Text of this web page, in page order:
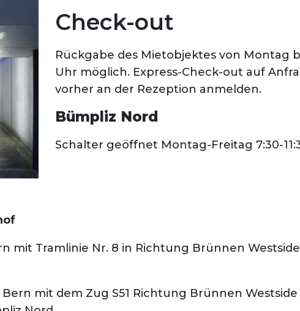
Check-out
Rückgabe des Mietobjektes von Montag
Uhr möglich. Express-Check-out auf
vorher an der Rezeption anmelden.
Bümpliz Nord
Schalter geöffnet Montag-Freitag 7:30-
mit Tramlinie Nr. 8 in Richtung Brünnen
mit dem Zug S51 Richtung Brünnen